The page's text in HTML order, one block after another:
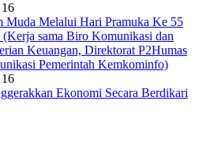
Muda Melalui Hari Pramuka Ke 55
Ekonomi Secara Berdikari